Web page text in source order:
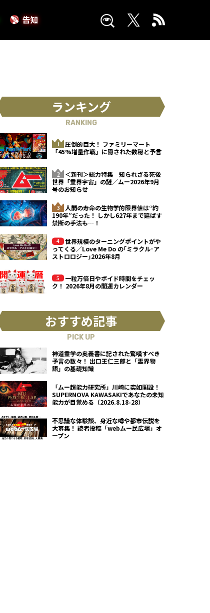
告知
ランキング
RANKING
圧倒的巨大！ ファミリーマート
「45%増量作戦」に隠された数秘と予言
＜新刊＞総力特集 知られざる死後
世界「霊界宇宙」の謎／ムー2026年9月
号のお知らせ
人間の寿命の生物学的限界値は“約
190年”だった！ しかし627年まで延ばす
禁断の手法も…！
世界規模のターニングポイントがや
ってくる／Love Me Do の｢ミラクル･ア
ストロロジー｣2026年8月
一粒万倍日やボイド時間をチェッ
ク！ 2026年8月の開運カレンダー
おすすめ記事
PICK UP
神道霊学の奥義書に記された驚嘆すべき
予言の数々！ 出口王仁三郎と「霊界物
語」の基礎知識
「ムー超能力研究所」川崎に突如開設！
SUPERNOVA KAWASAKIであなたの未知
能力が目覚める（2026.8.18-28）
不思議な体験談、身近な噂や都市伝説を
大募集！ 読者投稿「webムー民広場」オ
ープン